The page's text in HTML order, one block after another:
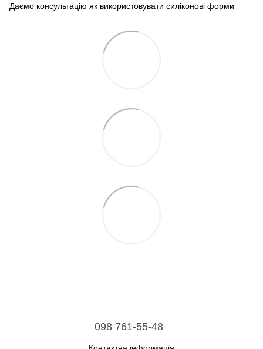
Даємо консультацію як використовувати силіконові форми
098 761-55-48